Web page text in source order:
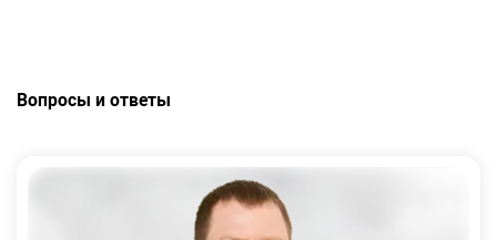
Вопросы и ответы